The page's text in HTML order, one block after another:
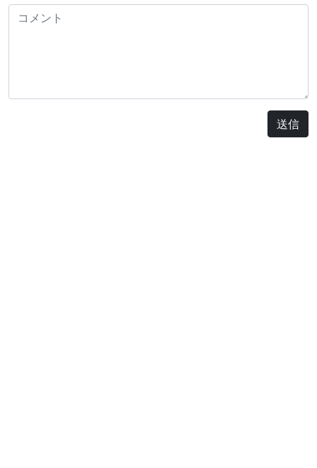
送信